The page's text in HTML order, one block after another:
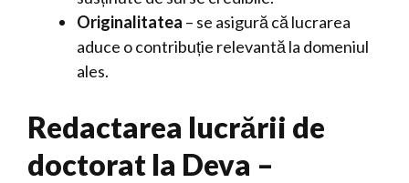
Originalitatea – se asigură că lucrarea
aduce o contribuție relevantă la domeniul
ales.
Redactarea lucrării de
doctorat la Deva –